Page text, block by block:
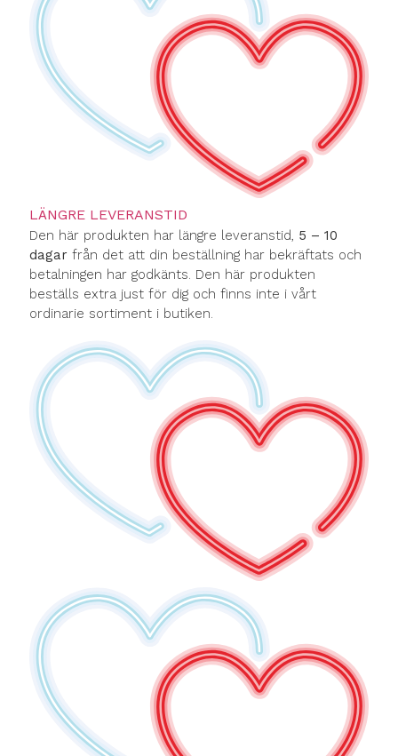
LÄNGRE LEVERANSTID
Den här produkten har längre leveranstid, 5 – 10
dagar från det att din beställning har bekräftats och
betalningen har godkänts. Den här produkten
beställs extra just för dig och finns inte i vårt
ordinarie sortiment i butiken.